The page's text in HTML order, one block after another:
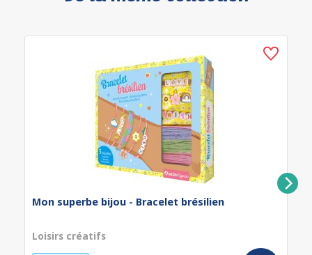
Mon superbe bijou - Bracelet brésilien
Loisirs créatifs